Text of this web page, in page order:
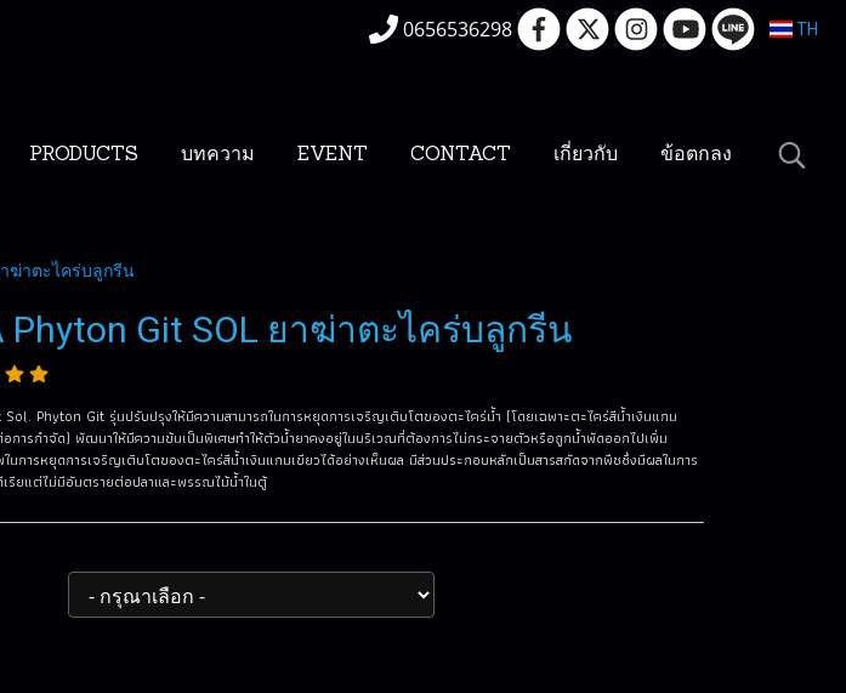
0656536298 TH
PRODUCTS บทความ EVENT CONTACT เกี่ยวกับ ข้อตกลง
าฆ่าตะไคร่บลูกรีน
Phyton Git SOL ยาฆ่าตะไคร่บลูกรีน
Phyton Git รุ่นปรับปรุงให้มีความสามารถในการหยุดการเจริญเติบโตของตะไคร่น้ำ (โดยเฉพาะตะไคร่สีน้ำเงินแกม
อการกำจัด) พัฒนาให้มีความข้นเป็นพิเศษทำให้ตัวน้ำยาคงอยู่ในบริเวณที่ต้องการไม่กระจายตัวหรือถูกน้ำพัดออกไปเพิ่ม
นการหยุดการเจริญเติบโตของตะไคร่สีน้ำเงินแกมเขียวได้อย่างเห็นผล มีส่วนประกอบหลักเป็นสารสกัดจากพืชซึ่งมีผลในการ
รียแต่ไม่มีอันตรายต่อปลาและพรรณไม้น้ำในตู้